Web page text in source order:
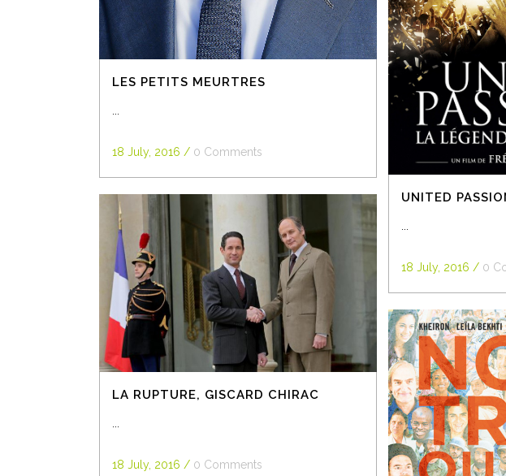
LES PETITS MEURTRES
18 July, 2016 / 0 Comments
UNITED
18 July, 2016 / 0
LA RUPTURE, GISCARD CHIRAC
...
18 July, 2016 / 0 Comments